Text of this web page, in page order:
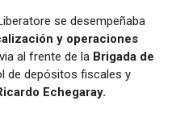
se desempeñaba
y operaciones
al frente de la Brigada de
de depósitos fiscales y
Echegaray.